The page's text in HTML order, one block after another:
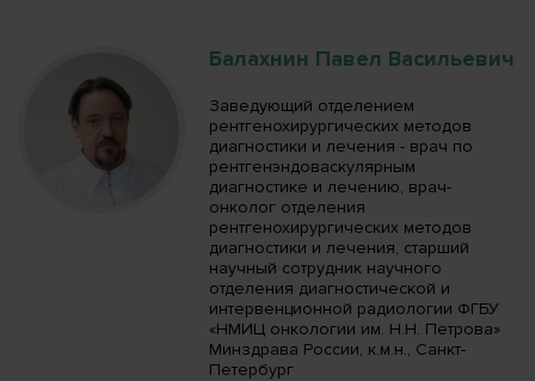
Балахнин Павел Васильевич
Заведующий отделением
рентгенохирургических методов
диагностики и лечения - врач по
рентгенэндоваскулярным
диагностике и лечению, врач-
онколог отделения
рентгенохирургических методов
диагностики и лечения, старший
научный сотрудник научного
отделения диагностической и
интервенционной радиологии ФГБУ
«НМИЦ онкологии им. Н.Н. Петрова»
Минздрава России, к.м.н., Санкт-
Петербург